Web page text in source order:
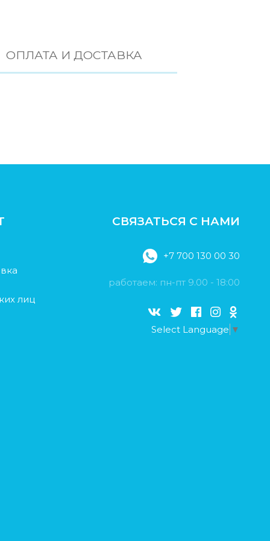
ОПЛАТА И ДОСТАВКА
лиц
СВЯЗАТЬСЯ С НАМИ
+7 700 130 00 30
работаем: пн-пт 9.00 - 18:00
Select Language ▼